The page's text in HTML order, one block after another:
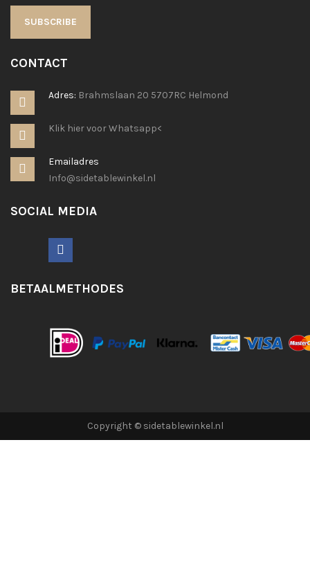
SUBSCRIBE
CONTACT
Adres: Brahmslaan 20 5707RC Helmond
Klik hier voor Whatsapp<
Emailadres
Info@sidetablewinkel.nl
SOCIAL MEDIA
BETAALMETHODES
Copyright © sidetablewinkel.nl